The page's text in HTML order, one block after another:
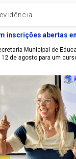
inscrições abertas
Municipal de
de agosto para um